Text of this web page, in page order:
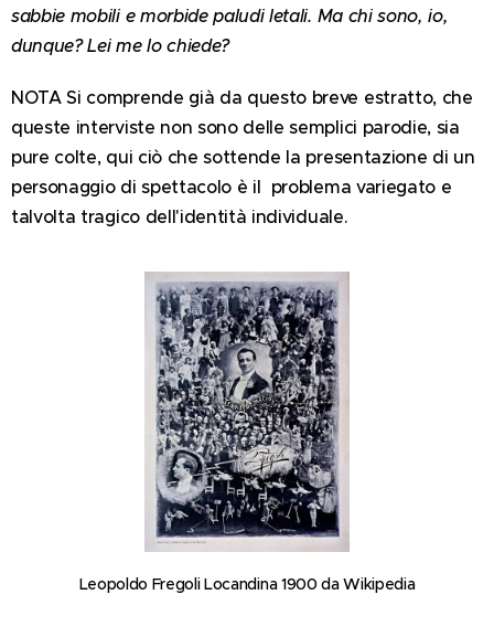
sabbie mobili e morbide paludi letali. Ma chi sono, io,
dunque? Lei me lo chiede?
NOTA Si comprende già da questo breve estratto, che
queste interviste non sono delle semplici parodie, sia
pure colte, qui ciò che sottende la presentazione di un
personaggio di spettacolo è il problema variegato e
talvolta tragico dell'identità individuale.
Leopoldo Fregoli Locandina 1900 da Wikipedia